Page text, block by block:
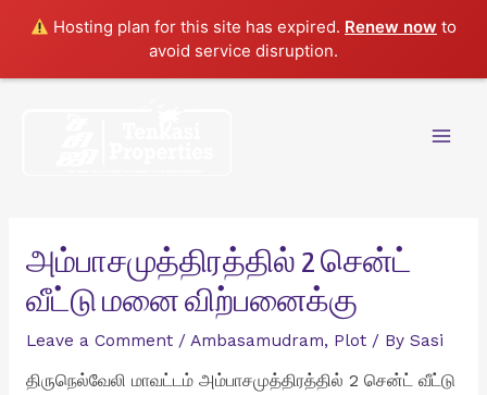
Hosting plan for this site has expired. Renew now to
avoid service disruption.
அம்பாசமுத்திரத்தில் 2 சென்ட்
வீட்டு மனை விற்பனைக்கு
Leave a Comment / Ambasamudram, Plot/ By Sasi
திருநெல்வேலி மாவட்டம் அம்பாசமுத்திரத்தில் 2 சென்ட் வீட்டு